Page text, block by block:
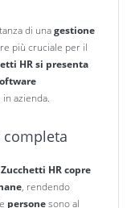
di unagestione
più cruciale per il
HR si presenta
azienda.
completa
Zucchetti HR copre
, rendendo
personesono al